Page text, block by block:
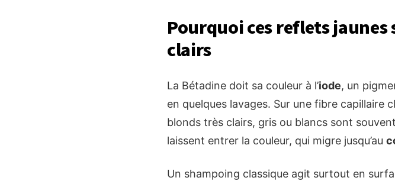
Pourquoi ces reflets
clairs
La Bétadine doit sa couleur à l’iode, un
en quelques lavages. Sur une fibre capillaire
blonds très clairs, gris ou blancs sont
laissent entrer la couleur, qui migre jusqu’au
Un shampoing classique agit surtout en